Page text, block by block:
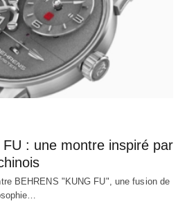
FU : une montre inspiré par
BEHRENS "KUNG FU", une fusion de